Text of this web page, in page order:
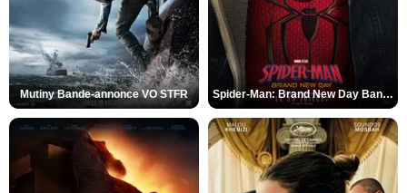
Mutiny Bande-annonce VO STFR Spider-Man: Brand New Day Bande-annonce VO STFR